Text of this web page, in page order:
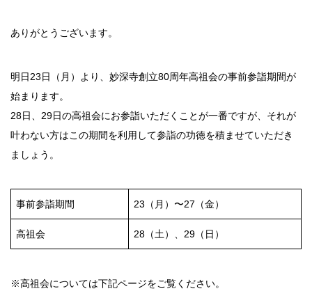
ありがとうございます。
明日23日（月）より、妙深寺創立80周年高祖会の事前参詣期間が
始まります。
28日、29日の高祖会にお参詣いただくことが一番ですが、それが
叶わない方はこの期間を利用して参詣の功徳を積ませていただき
ましょう。
事前参詣期間 23（月）〜27（金）
高祖会 28（土）、29（日）
※高祖会については下記ページをご覧ください。